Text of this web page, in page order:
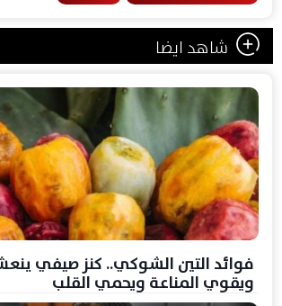
شاهد ايضا
فوائد التين الشوكي.. كنز صيفي
ويقوي المناعة ويحمي القلب